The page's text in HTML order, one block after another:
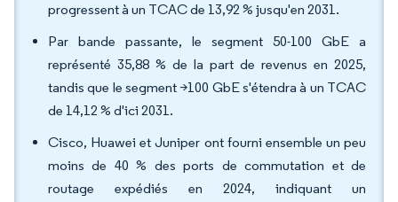
progressent à un TCAC de 13,92 % jusqu'en 2031.
Par bande passante, le segment 50-100 GbE a
représenté 35,88 % de la part de revenus en 2025,
tandis que le segment >100 GbE s'étendra à un TCAC
de 14,12 % d'ici 2031.
Cisco, Huawei et Juniper ont fourni ensemble un peu
moins de 40 % des ports de commutation et de
routage expédiés en 2024, indiquant un